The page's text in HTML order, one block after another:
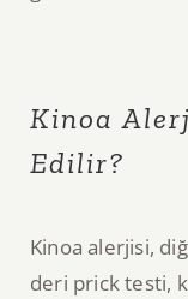
Kinoa
Edilir?
Kinoa alerjisi,
deri prick testi,